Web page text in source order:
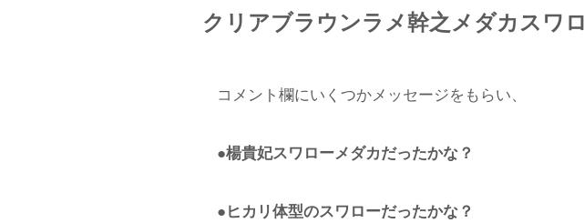
クリアブラウンラメ幹之メダカスワ
コメント欄にいくつかメッセージをもらい、
●楊貴妃スワローメダカだったかな？
●ヒカリ体型のスワローだったかな？